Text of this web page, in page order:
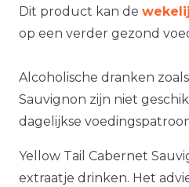
Dit product kan de
op een verder gezond
Alcoholische dranken
Sauvignon zijn niet
dagelijkse
Yellow Tail Cabernet
extraatje drinken. Het